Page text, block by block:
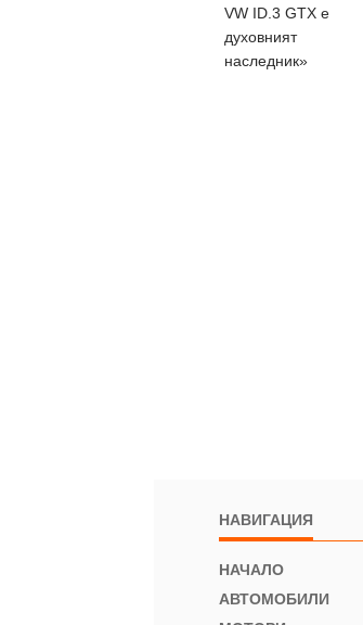
VW ID.3 GTX e
духовният
наследник»
НАВИГАЦИЯ
НАЧАЛО
АВТОМОБИЛИ